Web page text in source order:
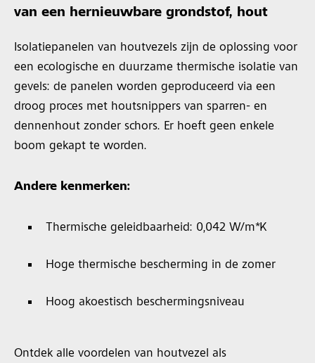
van een hernieuwbare grondstof, hout
Isolatiepanelen van houtvezels zijn de oplossing voor
een ecologische en duurzame thermische isolatie van
gevels: de panelen worden geproduceerd via een
droog proces met houtsnippers van sparren- en
dennenhout zonder schors. Er hoeft geen enkele
boom gekapt te worden.
Andere kenmerken:
Thermische geleidbaarheid: 0,042 W/m*K
Hoge thermische bescherming in de zomer
Hoog akoestisch beschermingsniveau
Ontdek alle voordelen van houtvezel als